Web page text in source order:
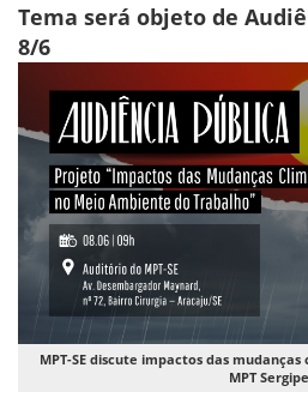
Tema será objeto de
8/6
MPT-SE discute impactos das
MPT Sergipe